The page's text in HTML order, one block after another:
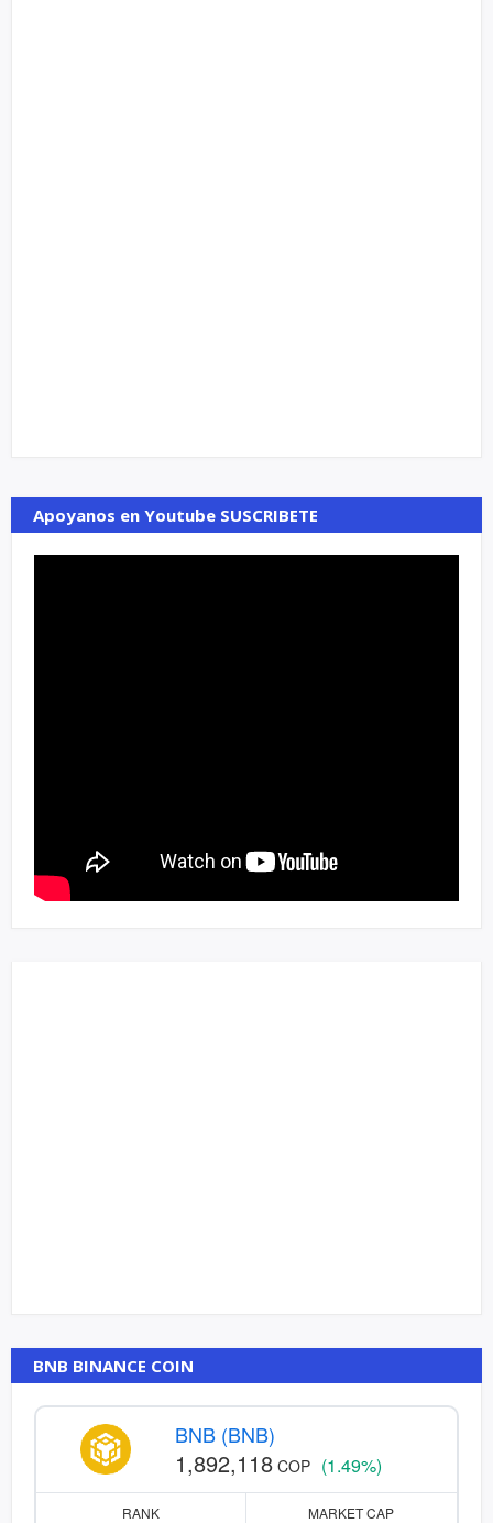
Apoyanos en Youtube SUSCRIBETE
BNB BINANCE COIN
BNB (BNB)
1,892,118 COP (1.49%)
RANK MARKET CAP